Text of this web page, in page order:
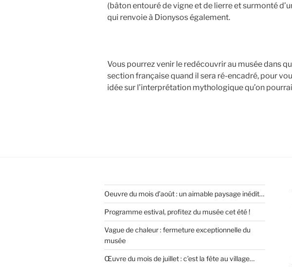
(bâton entouré de vigne et de lierre et surmonté
qui renvoie à Dionysos également.
Vous pourrez venir le redécouvrir au musée dans
section française quand il sera ré-encadré, pour
idée sur l’interprétation mythologique qu’on
Oeuvre du mois d’août : un aimable paysage inédit…
Programme estival, profitez du musée cet été !
Vague de chaleur : fermeture exceptionnelle du
musée
Œuvre du mois de juillet : c’est la fête au village…